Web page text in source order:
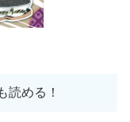
読める！